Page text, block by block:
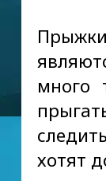
много
хотят